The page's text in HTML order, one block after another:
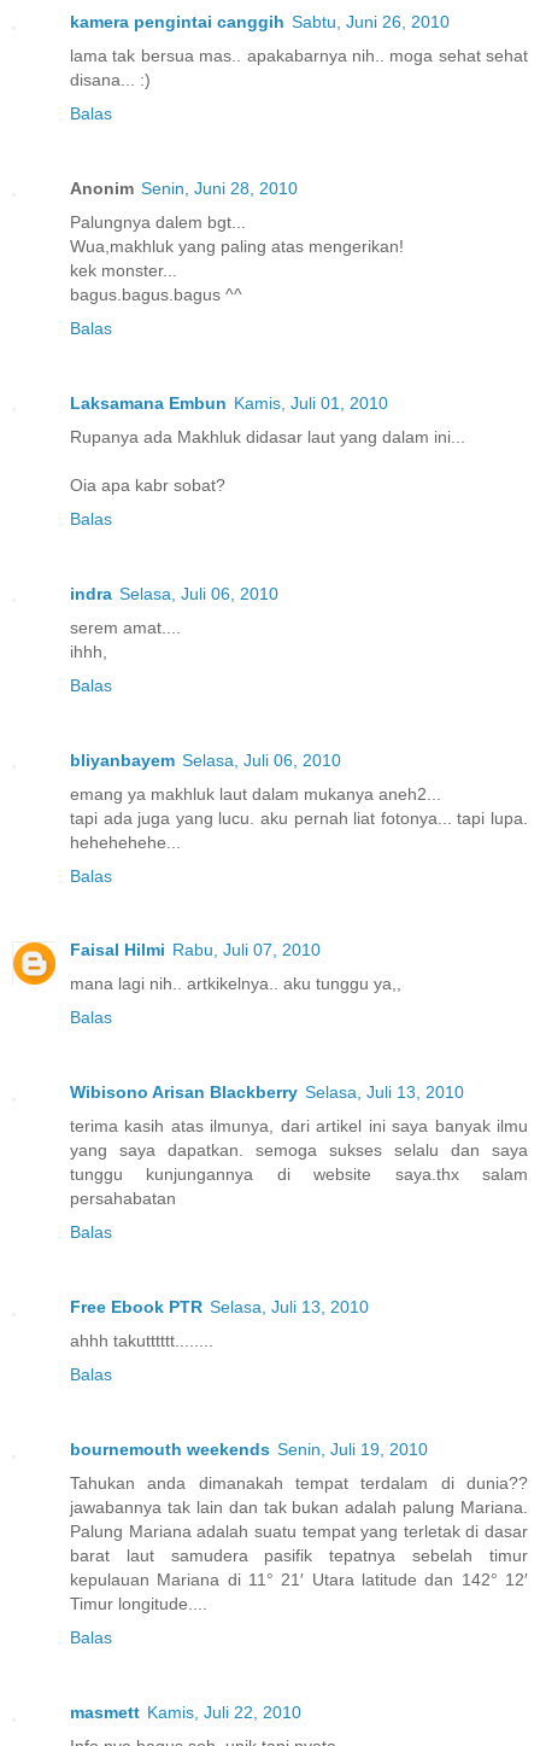
kamera pengintai canggih Sabtu, Juni 26, 2010
lama tak bersua mas.. apakabarnya nih.. moga sehat sehat
disana... :)
Balas
Anonim Senin, Juni 28, 2010
Palungnya dalem bgt...
Wua,makhluk yang paling atas mengerikan!
kek monster...
bagus.bagus.bagus ^^
Balas
Laksamana Embun Kamis, Juli 01, 2010
Rupanya ada Makhluk didasar laut yang dalam ini...
Oia apa kabr sobat?
Balas
indra Selasa, Juli 06, 2010
serem amat....
ihhh,
Balas
bliyanbayem Selasa, Juli 06, 2010
emang ya makhluk laut dalam mukanya aneh2...
tapi ada juga yang lucu. aku pernah liat fotonya... tapi lupa.
hehehehehe...
Balas
Faisal Hilmi Rabu, Juli 07, 2010
mana lagi nih.. artkikelnya.. aku tunggu ya,,
Balas
Wibisono Arisan Blackberry Selasa, Juli 13, 2010
terima kasih atas ilmunya, dari artikel ini saya banyak ilmu
yang saya dapatkan. semoga sukses selalu dan saya
tunggu kunjungannya di website saya.thx salam
persahabatan
Balas
Free Ebook PTR Selasa, Juli 13, 2010
ahhh takutttttt........
Balas
bournemouth weekends Senin, Juli 19, 2010
Tahukan anda dimanakah tempat terdalam di dunia??
jawabannya tak lain dan tak bukan adalah palung Mariana.
Palung Mariana adalah suatu tempat yang terletak di dasar
barat laut samudera pasifik tepatnya sebelah timur
kepulauan Mariana di 11° 21′ Utara latitude dan 142° 12′
Timur longitude....
Balas
masmett Kamis, Juli 22, 2010